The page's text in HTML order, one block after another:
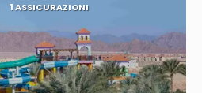
1 ASSICURAZIONI